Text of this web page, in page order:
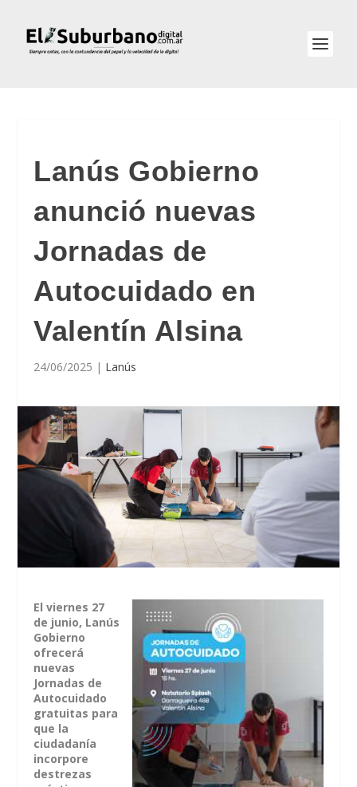
Lanús Gobierno
anunció nuevas
Jornadas de
Autocuidado en
Valentín Alsina
24/06/2025 | Lanús
El viernes 27
de junio, Lanús
Gobierno
ofrecerá
nuevas
Jornadas de
Autocuidado
gratuitas para
que la
ciudadanía
incorpore
destrezas